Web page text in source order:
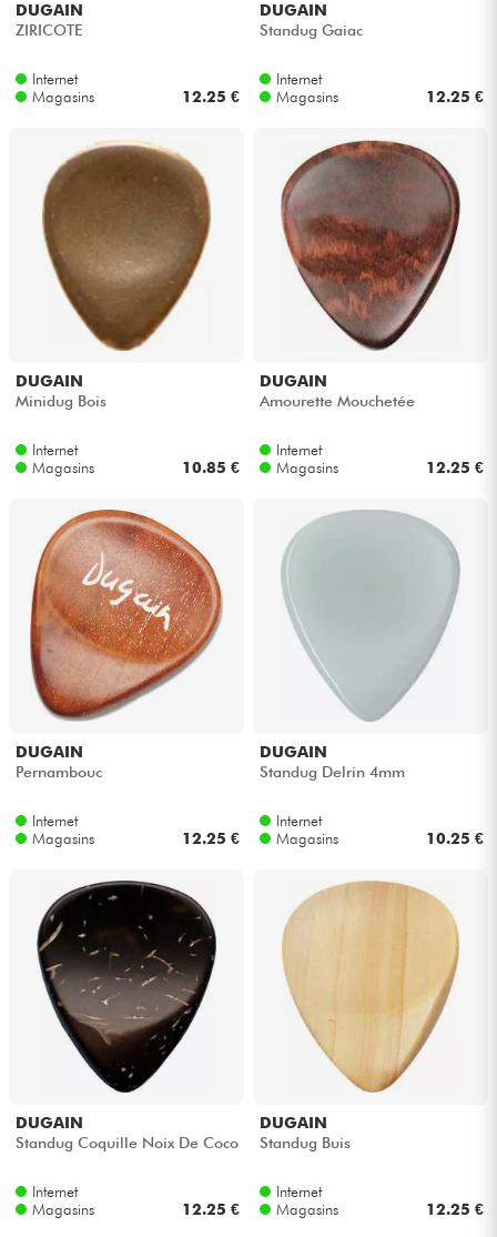
DUGAIN
ZIRICOTE
Internet
Magasins
12.25 €
DUGAIN
Standug Gaiac
Internet
Magasins
12.25 €
DUGAIN
Minidug Bois
Internet
Magasins
10.85 €
DUGAIN
Amourette Mouchetée
Internet
Magasins
12.25 €
DUGAIN
Pernambouc
Internet
Magasins
12.25 €
DUGAIN
Standug Delrin 4mm
Internet
Magasins
10.25 €
DUGAIN
Standug Coquille Noix De Coco
Internet
Magasins
12.25 €
DUGAIN
Standug Buis
Internet
Magasins
12.25 €